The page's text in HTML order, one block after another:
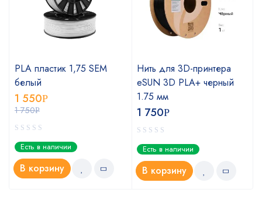
PLA пластик 1,75 SEM
белый
1 750Р
1 550Р
Есть в наличии
В корзину
Нить для 3D-принтера
eSUN 3D PLA+ черный
1.75 мм
1 750Р
Есть в наличии
В корзину